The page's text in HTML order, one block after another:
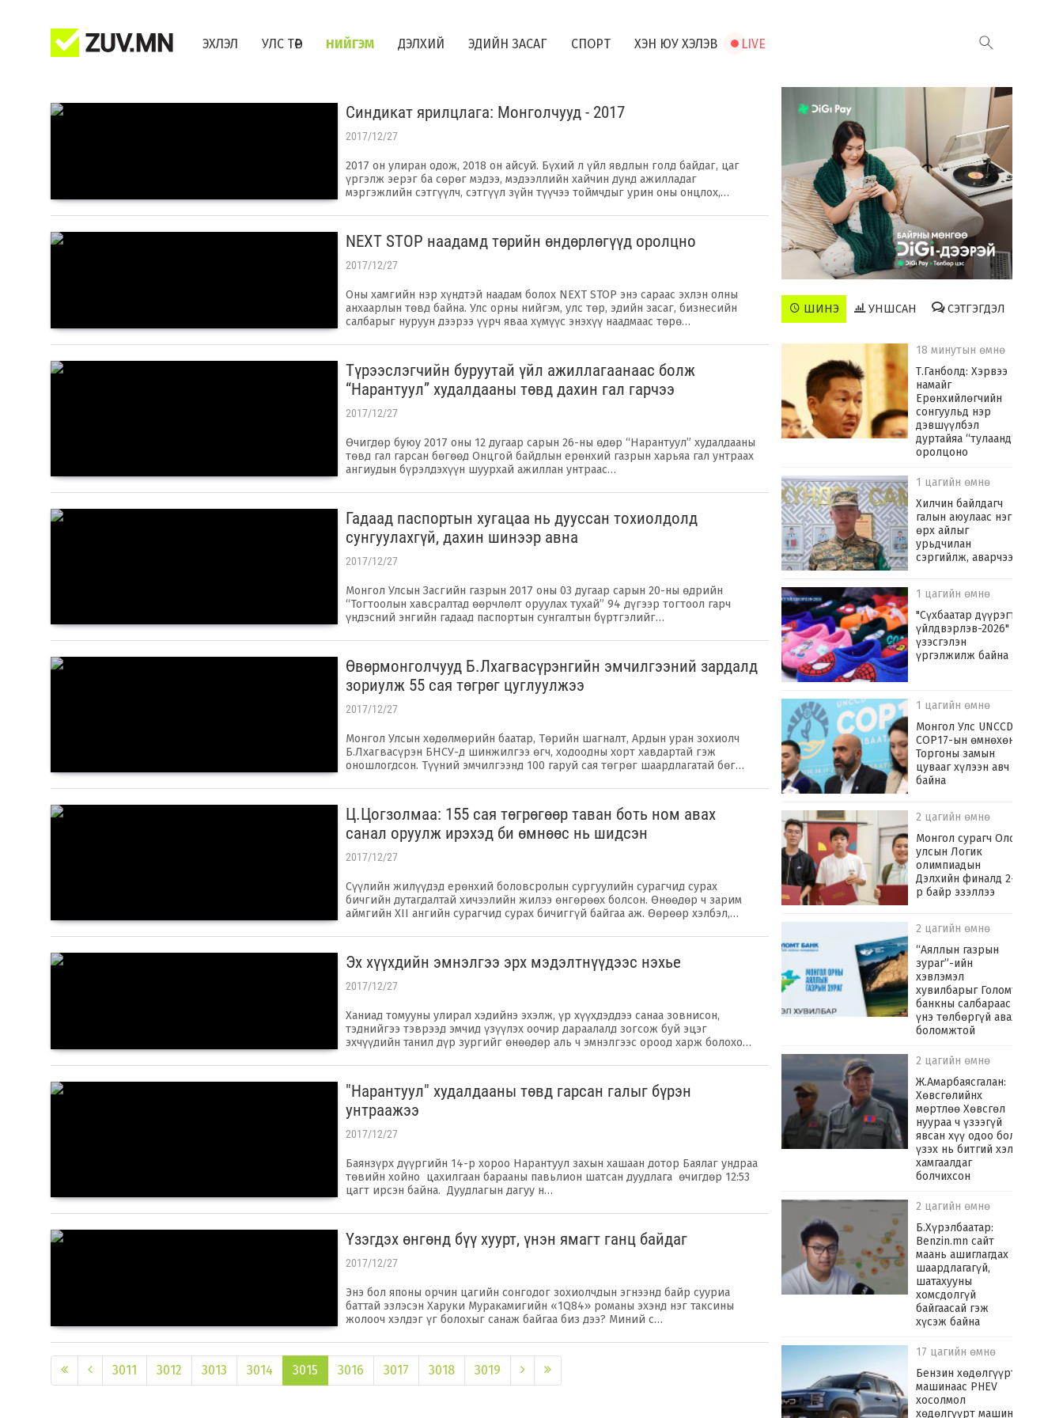
ЭХЛЭЛ УЛС ТӨР НИЙГЭМ ДЭЛХИЙ ЭДИЙН ЗАСАГ СПОРТ ХЭН ЮУ ХЭЛЭВ LIVE
Синдикат ярилцлага: Монголчууд - 2017
2017/12/27
2017 он улиран одож, 2018 он айсуй. Бүхий л үйл явдлын голд байдаг, цаг
үргэлж эерэг ба сөрөг мэдээ, мэдээллийн хайчин дунд ажилладаг
мэргэжлийн сэтгүүлч, сэтгүүл зүйн түүчээ тоймчдыг урин оны онцлох,…
NEXT STOP наадамд төрийн өндөрлөгүүд оролцно
2017/12/27
Оны хамгийн нэр хүндтэй наадам болох NEXT STOP энэ сараас эхлэн олны
анхаарлын төвд байна. Улс орны нийгэм, улс төр, эдийн засаг, бизнесийн
салбарыг нуруун дээрээ үүрч яваа хүмүүс энэхүү наадмаас төрө…
Түрээслэгчийн буруутай үйл ажиллагаанаас болж
“Нарантуул” худалдааны төвд дахин гал гарчээ
2017/12/27
Өчигдөр буюу 2017 оны 12 дугаар сарын 26-ны өдөр “Нарантуул” худалдааны
төвд гал гарсан бөгөөд Онцгой байдлын ерөнхий газрын харьяа гал унтраах
ангиудын бүрэлдэхүүн шуурхай ажиллан унтраас…
Гадаад паспортын хугацаа нь дууссан тохиолдолд
сунгуулахгүй, дахин шинээр авна
2017/12/27
Монгол Улсын Засгийн газрын 2017 оны 03 дугаар сарын 20-ны өдрийн
“Тогтоолын хавсралтад өөрчлөлт оруулах тухай” 94 дүгээр тогтоол гарч
үндэсний энгийн гадаад паспортын сунгалтын бүртгэлийг…
Өвөрмонголчууд Б.Лхагвасүрэнгийн эмчилгээний зардалд
зориулж 55 сая төгрөг цуглуулжээ
2017/12/27
Монгол Улсын хөдөлмөрийн баатар, Төрийн шагналт, Ардын уран зохиолч
Б.Лхагвасүрэн БНСУ-д шинжилгээ өгч, ходоодны хорт хавдартай гэж
оношлогдсон. Түүний эмчилгээнд 100 гаруй сая төгрөг шаардлагатай бөг…
Ц.Цогзолмаа: 155 сая төгрөгөөр таван боть ном авах
санал оруулж ирэхэд би өмнөөс нь шидсэн
2017/12/27
Сүүлийн жилүүдэд ерөнхий боловсролын сургуулийн сурагчид сурах
бичгийн дутагдалтай хичээлийн жилээ өнгөрөөх болсон. Өнөөдөр ч зарим
аймгийн XII ангийн сурагчид сурах бичиггүй байгаа аж. Өөрөөр хэлбэл,…
Эх хүүхдийн эмнэлгээ эрх мэдэлтнүүдээс нэхье
2017/12/27
Ханиад томууны улирал хэдийнэ эхэлж, үр хүүхдэддээ санаа зовнисон,
тэднийгээ тэврээд эмчид үзүүлэх оочир дараалалд зогсож буй эцэг
эхчүүдийн танил дүр зургийг өнөөдөр аль ч эмнэлгээс ороод харж болохо…
"Нарантуул" худалдааны төвд гарсан галыг бүрэн
унтраажээ
2017/12/27
Баянзүрх дүүргийн 14-р хороо Нарантуул захын хашаан дотор Баялаг ундраа
төвийн хойно цахилгаан барааны павьлион шатсан дуудлага өчигдөр 12:53
цагт ирсэн байна. Дуудлагын дагуу н…
Үзэгдэх өнгөнд бүү хуурт, үнэн ямагт ганц байдаг
2017/12/27
Энэ бол японы орчин цагийн сонгодог зохиолчдын эгнээнд байр сууриа
баттай эзлэсэн Харуки Муракамигийн «1Q84» романы эхэнд нэг таксины
жолооч хэлдэг үг болохыг санаж байгаа биз дээ? Миний с…
3011 3012 3013 3014 3015 3016 3017 3018 3019
ШИНЭ УНШСАН СЭТГЭГДЭЛ
18 минутын өмнө
Т.Ганболд: Хэрвээ
намайг
Ерөнхийлөгчийн
сонгуульд нэр
дэвшүүлбэл
дуртайяа “тулаанд”
оролцоно
1 цагийн өмнө
Хилчин байлдагч
галын аюулаас нэг
өрх айлыг
урьдчилан
сэргийлж, аварчээ
1 цагийн өмнө
"Сүхбаатар дүүрэгт
үйлдвэрлэв-2026"
үзэсгэлэн
үргэлжилж байна
1 цагийн өмнө
Монгол Улс UNCCD
COP17-ын өмнөхөн
Торгоны замын
цувааг хүлээн авч
байна
2 цагийн өмнө
Монгол сурагч Олон
улсын Логик
олимпиадын
Дэлхийн финалд 2-
р байр эзэллээ
2 цагийн өмнө
“Аяллын газрын
зураг”-ийн
хэвлэмэл
хувилбарыг Голомт
банкны салбараас
үнэ төлбөргүй авах
боломжтой
2 цагийн өмнө
Ж.Амарбаясгалан:
Хөвсгөлийнх
мөртлөө Хөвсгөл
нуураа ч үзээгүй
явсан хүү одоо бол
үзэх нь битгий хэл
хамгаалдаг
болчихсон
2 цагийн өмнө
Б.Хүрэлбаатар:
Benzin.mn сайт
маань ашиглагдах
шаардлагагүй,
шатахууны
хомсдолгүй
байгаасай гэж
хүсэж байна
17 цагийн өмнө
​Бензин хөдөлгүүрт
машинаас PHEV
хосолмол
хөдөлгүүрт машин